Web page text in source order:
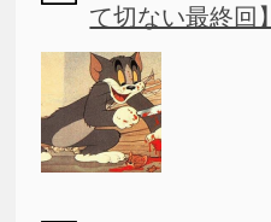
て切ない最終回】